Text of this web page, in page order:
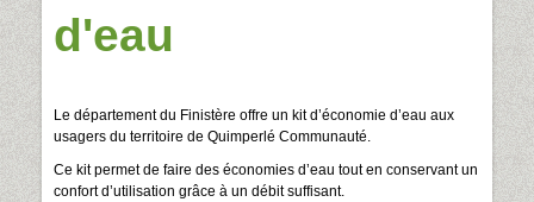
d'eau
Le département du Finistère offre un kit d’économie d’eau aux
usagers du territoire de Quimperlé Communauté.
Ce kit permet de faire des économies d’eau tout en conservant un
confort d’utilisation grâce à un débit suffisant.